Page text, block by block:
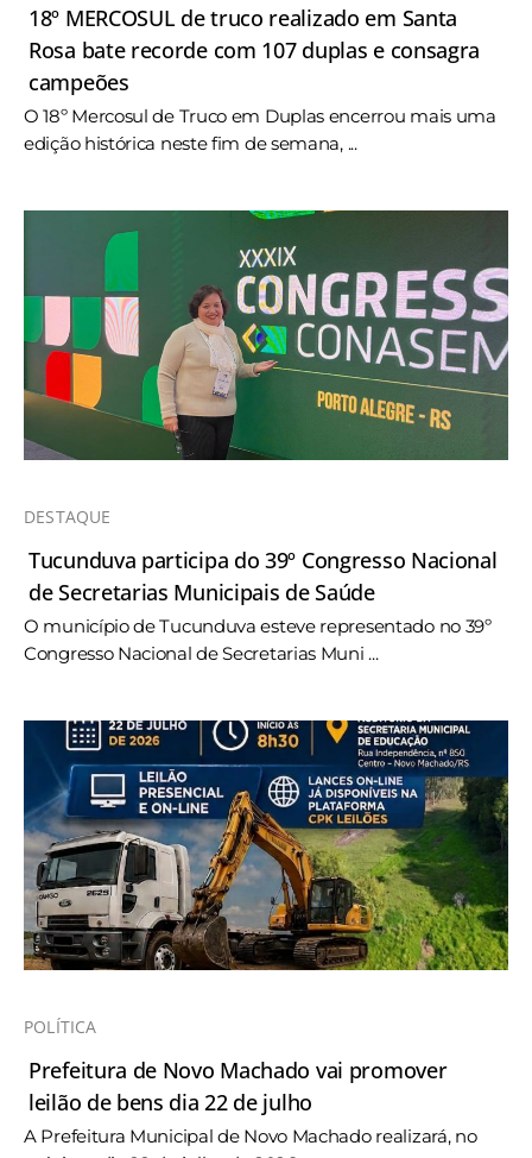
18º MERCOSUL de truco realizado em Santa
Rosa bate recorde com 107 duplas e consagra
campeões
O 18º Mercosul de Truco em Duplas encerrou mais uma
edição histórica neste fim de semana, ...
DESTAQUE
Tucunduva participa do 39º Congresso Nacional
de Secretarias Municipais de Saúde
O município de Tucunduva esteve representado no 39º
Congresso Nacional de Secretarias Muni ...
POLÍTICA
Prefeitura de Novo Machado vai promover
leilão de bens dia 22 de julho
A Prefeitura Municipal de Novo Machado realizará, no